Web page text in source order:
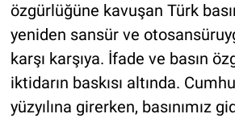
özgürlüğüne kavuşan Türk
yeniden sansür ve
karşı karşıya. İfade ve basın
iktidarın baskısı altında.
yüzyılına girerken, basınımız